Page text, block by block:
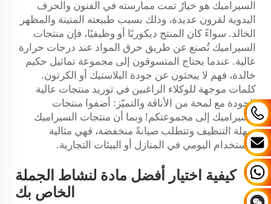
السيراميك هو خيارٌ تمت ممارسته في الفنون والحرف
اليدوية لقرون عديدة، وذلك بسبب طبيعته المتينة والمظهر
الخالد. سواءً كان المنتج ديكوريًا أو وظيفيًا، فإن منتجات
السيراميك تُصنع عن طريق حرق المواد عند درجات حرارة
عالية. عندما يحتاج المتسوقون إلى مجموعة تماثيل حكيم
خالدة، فهم لا يبحثون عن جودة البلاستيك أو الكرتون.
كلمات موجهة للوكلاء الراغبين في توريد منتجات عالية
الجودة مع لمحة من الأناقة والتميّز: أضفوا منتجات
السيراميك إلى مجموعتكم! وبما أن منتجات السيراميك
سهلة التنظيف وتتطلب صيانةً منخفضة، فهي مثالية
للاستخدام اليومي في المنازل أو البيئات التجارية.
كيفية اختيار أفضل مادة لنشاط الجملة
الخاص بك